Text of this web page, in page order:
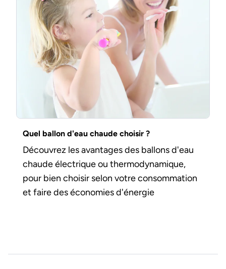
Quel ballon d'eau chaude choisir ?
Découvrez les avantages des ballons d'eau
chaude électrique ou thermodynamique,
pour bien choisir selon votre consommation
et faire des économies d'énergie